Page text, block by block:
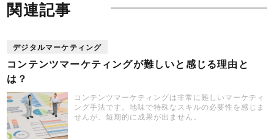
関連記事
デジタルマーケティング
コンテンツマーケティングが難しいと感じる理由と
は？
コンテンツマーケティングは非常に難しいマーケティ
ング手法です。地味で特殊なスキルの必要性を感じま
せんが、短期的に成果が出ません。